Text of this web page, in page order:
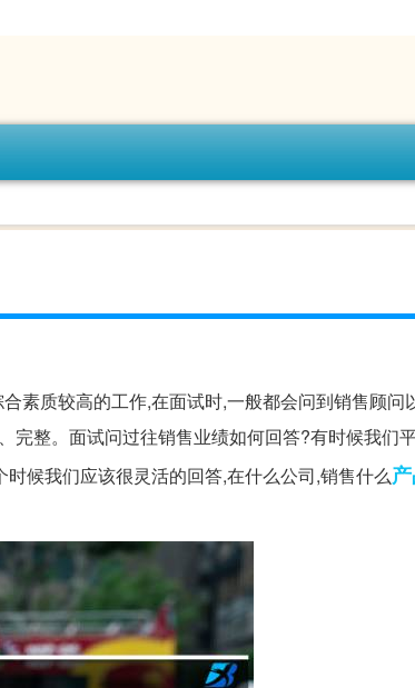
素质较高的工作,在面试时,一般都会问到销售顾问
完整。面试问过往销售业绩如何回答?有时候我们
候我们应该很灵活的回答,在什么公司,销售什么